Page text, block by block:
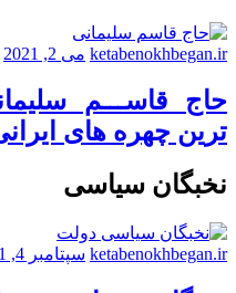
ketabenokhbegan.ir می 2, 2021
حاج قاســـم
ترین چهره های
نخبگان سیاسی
ketabenokhbegan.ir سپتامبر 4, 2021